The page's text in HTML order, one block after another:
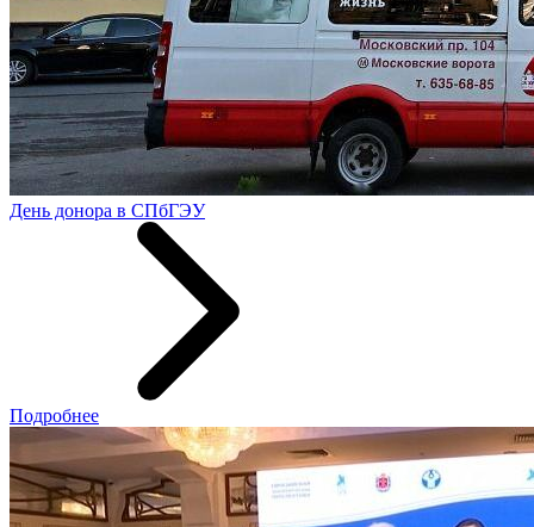
День донора в СПбГЭУ
Подробнее